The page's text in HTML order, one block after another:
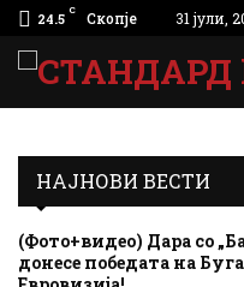
24.5 C Скопје 31 јули,
НАЈНОВИ ВЕСТИ
(Фото+видео) Дара со
донесе победата на